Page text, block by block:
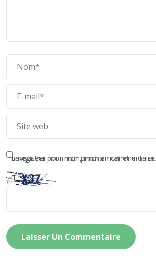
Enregistrer mon nom, mon e-mail et mon site dans le navigateur pour mon prochain commentaire.